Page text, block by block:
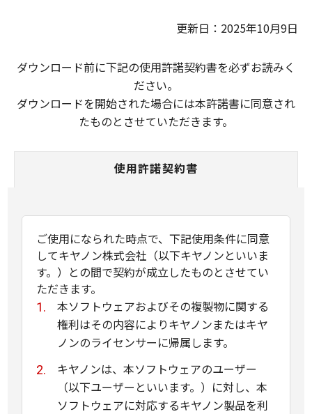
更新日：2025年10月9日
ダウンロード前に下記の使用許諾契約書を必ずお読みく
ださい。
ダウンロードを開始された場合には本許諾書に同意され
たものとさせていただきます。
使用許諾契約書
ご使用になられた時点で、下記使用条件に同意
してキヤノン株式会社（以下キヤノンといいま
す。）との間で契約が成立したものとさせてい
ただきます。
本ソフトウェアおよびその複製物に関する
権利はその内容によりキヤノンまたはキヤ
ノンのライセンサーに帰属します。
キヤノンは、本ソフトウェアのユーザー
（以下ユーザーといいます。）に対し、本
ソフトウェアに対応するキヤノン製品を利